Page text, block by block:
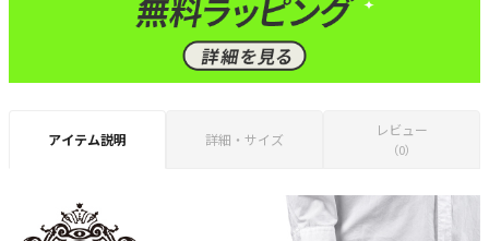
アイテム説明 詳細・サイズ
レビュー
（0）